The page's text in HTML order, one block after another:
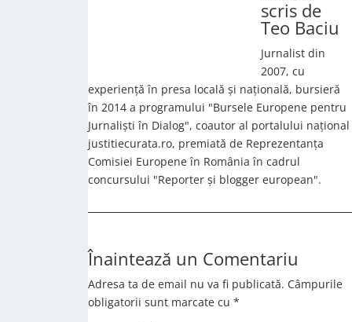
scris de
Teo Baciu
Jurnalist din
2007, cu
experiență în presa locală și națională, bursieră
în 2014 a programului "Bursele Europene pentru
Jurnaliști în Dialog", coautor al portalului național
justitiecurata.ro, premiată de Reprezentanța
Comisiei Europene în România în cadrul
concursului "Reporter și blogger european".
Înaintează un Comentariu
Adresa ta de email nu va fi publicată. Câmpurile
obligatorii sunt marcate cu *